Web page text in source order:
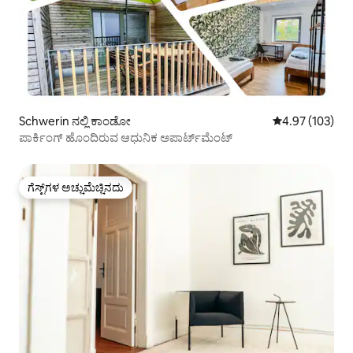
Schwerin ನಲ್ಲಿ ಕಾಂಡೋ 5 ರಲ್ಲಿ 4.97
4.97 (103)
ಪಾರ್ಕಿಂಗ್ ಹೊಂದಿರುವ ಆಧುನಿಕ ಅಪಾರ್ಟ್‌ಮೆಂಟ್
ಗೆಸ್ಟ್‌ಗಳ ಅಚ್ಚುಮೆಚ್ಚಿನದು
ಗೆಸ್ಟ್‌ಗಳ ಅಚ್ಚುಮೆಚ್ಚಿನದು